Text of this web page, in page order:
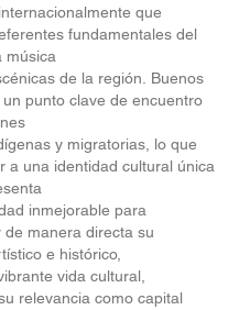
que
fundamentales del
música
de la región. Buenos
punto clave de encuentro
y migratorias, lo que
a una identidad cultural única
inmejorable para
de manera directa su
e histórico,
vida cultural,
relevancia como capital